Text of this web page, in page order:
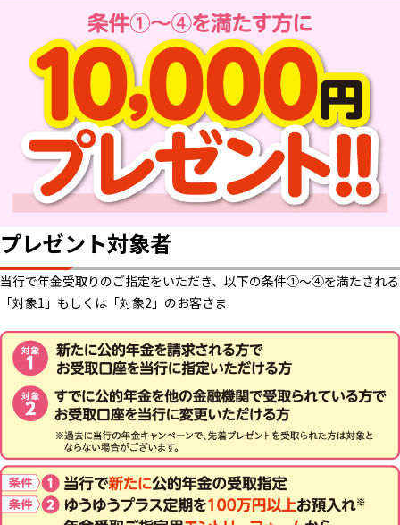
プレゼント対象者
当行で年金受取りのご指定をいただき、以下の条件①～④を満たされる
「対象1」もしくは「対象2」のお客さま